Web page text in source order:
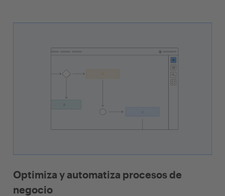
Optimiza y automatiza procesos de
negocio